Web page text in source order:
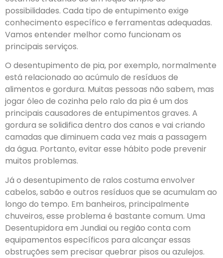
possibilidades. Cada tipo de entupimento exige
conhecimento específico e ferramentas adequadas.
Vamos entender melhor como funcionam os
principais serviços.
O desentupimento de pia, por exemplo, normalmente
está relacionado ao acúmulo de resíduos de
alimentos e gordura. Muitas pessoas não sabem, mas
jogar óleo de cozinha pelo ralo da pia é um dos
principais causadores de entupimentos graves. A
gordura se solidifica dentro dos canos e vai criando
camadas que diminuem cada vez mais a passagem
da água. Portanto, evitar esse hábito pode prevenir
muitos problemas.
Já o desentupimento de ralos costuma envolver
cabelos, sabão e outros resíduos que se acumulam ao
longo do tempo. Em banheiros, principalmente
chuveiros, esse problema é bastante comum. Uma
Desentupidora em Jundiai ou região conta com
equipamentos específicos para alcançar essas
obstruções sem precisar quebrar pisos ou azulejos.